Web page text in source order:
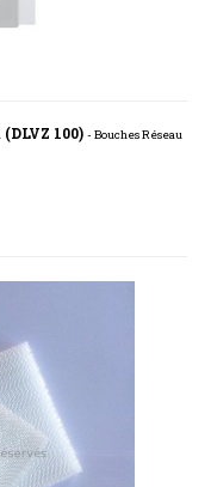
100) - Bouches Réseau